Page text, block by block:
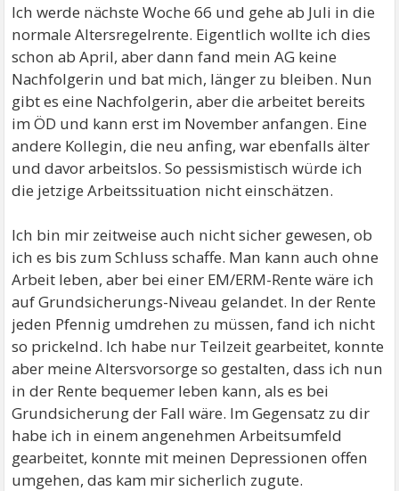
Ich werde nächste Woche 66 und gehe ab Juli in die
normale Altersregelrente. Eigentlich wollte ich dies
schon ab April, aber dann fand mein AG keine
Nachfolgerin und bat mich, länger zu bleiben. Nun
gibt es eine Nachfolgerin, aber die arbeitet bereits
im ÖD und kann erst im November anfangen. Eine
andere Kollegin, die neu anfing, war ebenfalls älter
und davor arbeitslos. So pessismistisch würde ich
die jetzige Arbeitssituation nicht einschätzen.
Ich bin mir zeitweise auch nicht sicher gewesen, ob
ich es bis zum Schluss schaffe. Man kann auch ohne
Arbeit leben, aber bei einer EM/ERM-Rente wäre ich
auf Grundsicherungs-Niveau gelandet. In der Rente
jeden Pfennig umdrehen zu müssen, fand ich nicht
so prickelnd. Ich habe nur Teilzeit gearbeitet, konnte
aber meine Altersvorsorge so gestalten, dass ich nun
in der Rente bequemer leben kann, als es bei
Grundsicherung der Fall wäre. Im Gegensatz zu dir
habe ich in einem angenehmen Arbeitsumfeld
gearbeitet, konnte mit meinen Depressionen offen
umgehen, das kam mir sicherlich zugute.